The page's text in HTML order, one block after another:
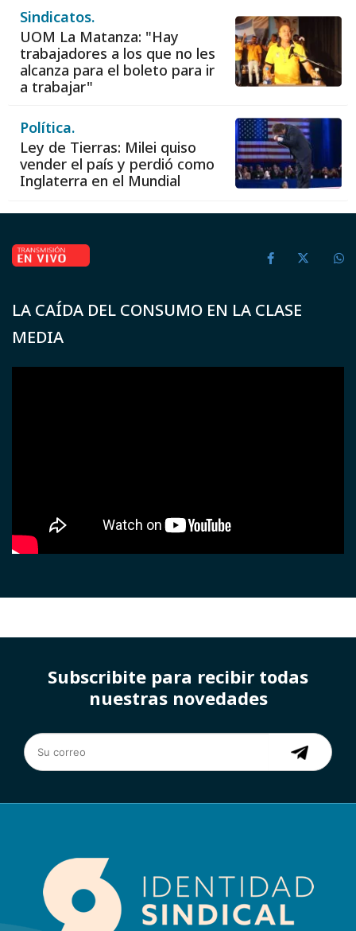
Sindicatos.
UOM La Matanza: "Hay
trabajadores a los que no les
alcanza para el boleto para ir
a trabajar"
Política.
Ley de Tierras: Milei quiso
vender el país y perdió como
Inglaterra en el Mundial
LA CAÍDA DEL CONSUMO EN LA CLASE
MEDIA
Subscribite para recibir todas
nuestras novedades